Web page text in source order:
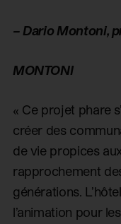
– Dario Montoni,
MONTONI
« Ce projet phare
créer des
de vie propices
rapprochement
générations.
l’animation pour